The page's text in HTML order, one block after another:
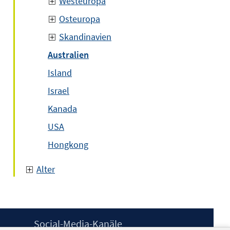
Osteuropa
Skandinavien
Australien
Island
Israel
Kanada
USA
Hongkong
Alter
Social-Media-Kanäle